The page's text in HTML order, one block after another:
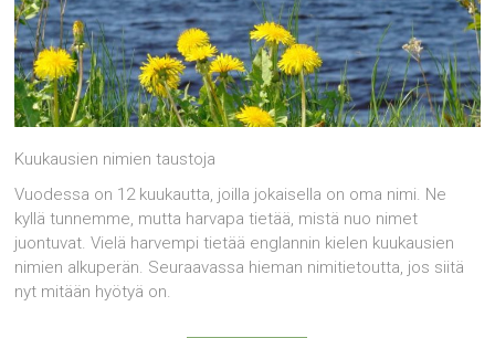
Kuukausien nimien taustoja
Vuodessa on 12 kuukautta, joilla jokaisella on oma nimi. Ne
kyllä tunnemme, mutta harvapa tietää, mistä nuo nimet
juontuvat. Vielä harvempi tietää englannin kielen kuukausien
nimien alkuperän. Seuraavassa hieman nimitietoutta, jos siitä
nyt mitään hyötyä on.